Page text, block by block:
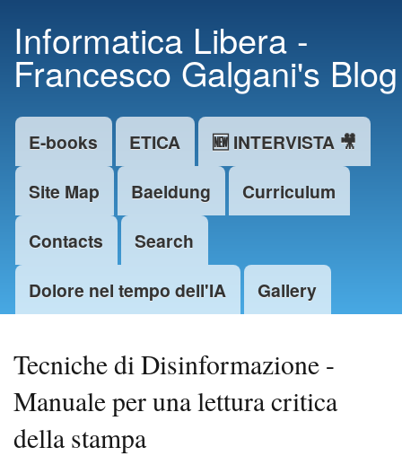
main
content
Informatica Libera -
Francesco Galgani's Blog
Main menu
E-books ETICA
🆕 INTERVISTA 🎥
Site Map
Baeldung
Curriculum
Contacts
Search
Dolore nel tempo dell'IA
Gallery
Tecniche di Disinformazione -
Manuale per una lettura critica
della stampa